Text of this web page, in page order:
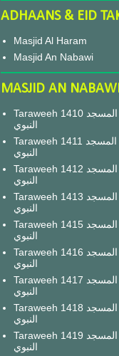
ADHAANS & EID
Masjid Al Haram
Masjid An Nabawi
MASJID AN
Taraweeh 1410 صلاة التراويح من المسجد
النبوي
Taraweeh 1411 صلاة التراويح من المسجد
النبوي
Taraweeh 1412 صلاة التراويح من المسجد
النبوي
Taraweeh 1413 صلاة التراويح من المسجد
النبوي
Taraweeh 1415 صلاة التراويح من المسجد
النبوي
Taraweeh 1416 صلاة التراويح من المسجد
النبوي
Taraweeh 1417 صلاة التراويح من المسجد
النبوي
Taraweeh 1418 صلاة التراويح من المسجد
النبوي
Taraweeh 1419 صلاة التراويح من المسجد
النبوي